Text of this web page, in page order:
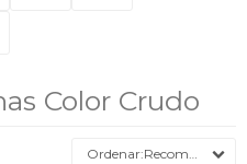
Color Crudo
Recomendados